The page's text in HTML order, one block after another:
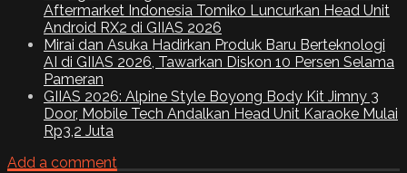
Aftermarket Indonesia Tomiko Luncurkan Head Unit
Android RX2 di GIIAS 2026
Mirai dan Asuka Hadirkan Produk Baru Berteknologi
AI di GIIAS 2026, Tawarkan Diskon 10 Persen Selama
Pameran
GIIAS 2026: Alpine Style Boyong Body Kit Jimny 3
Door, Mobile Tech Andalkan Head Unit Karaoke Mulai
Rp3,2 Juta
Add a comment